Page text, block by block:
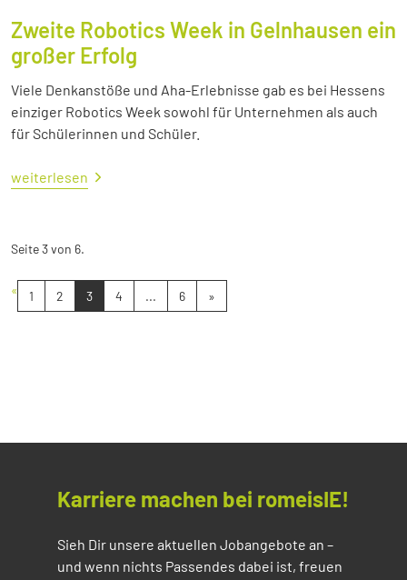
Zweite Robotics Week in Gelnhausen ein
großer Erfolg
Viele Denkanstöße und Aha-Erlebnisse gab es bei Hessens
einziger Robotics Week sowohl für Unternehmen als auch
für Schülerinnen und Schüler.
weiterlesen
Seite 3 von 6.
« 1 2 3 4 ... 6 »
Karriere machen bei romeisIE!
Sieh Dir unsere aktuellen Jobangebote an –
und wenn nichts Passendes dabei ist, freuen